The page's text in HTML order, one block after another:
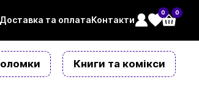
Доставка та оплатаКонтакти
0 0
Книги та комікси